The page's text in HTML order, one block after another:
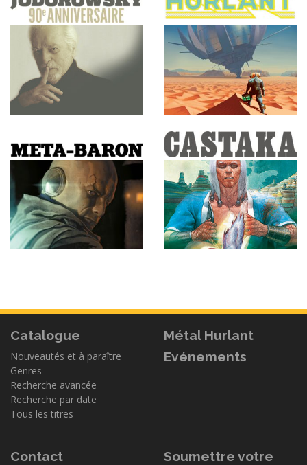
Catalogue
Nouveautés et à paraître
Genres
Recherche avancée
Recherche par date
Tous les titres
Métal Hurlant
Evénements
Contact
Soumettre votre